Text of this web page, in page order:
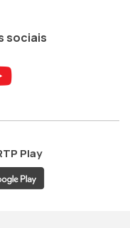
sociais
ao ao
Aceder
Play